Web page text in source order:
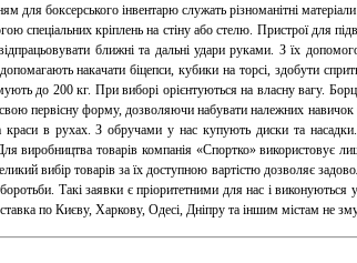
боксерського інвентарю служать різноманітні
спеціальних кріплень на стіну або стелю. Пристрої для
ближні та дальні удари руками. З їх
накачати біцепси, кубики на торсі, здобути
до 200 кг. При виборі орієнтуються на власну вагу.
первісну форму, дозволяючи набувати належних
в рухах. З обручами у нас купують диски та
виробництва товарів компанія «Спортко» використовує
вибір товарів за їх доступною вартістю дозволяє
Такі заявки є пріоритетними для нас і
по Києву, Харкову, Одесі, Дніпру та іншим містам не